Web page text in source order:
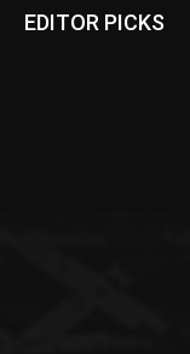
EDITOR PICKS